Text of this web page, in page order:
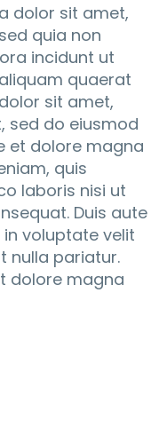
dolor sit amet,
quia non
incidunt ut
quaerat
sit amet,
sed do eiusmod
et dolore magna
quis
laboris nisi ut
Duis aute
voluptate velit
nulla pariatur.
dolore magna